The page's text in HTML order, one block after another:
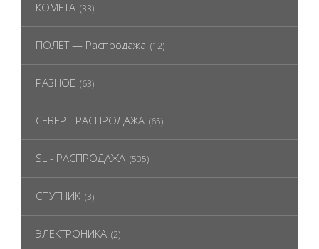
КОМЕТА (33)
ПОЛЕТ — Распродажа (12)
РАЗНОЕ (63)
СЕВЕР - РАСПРОДАЖА (65)
SL - РАСПРОДАЖА (535)
СПУТНИК (3)
ЭЛЕКТРОНИКА (2)